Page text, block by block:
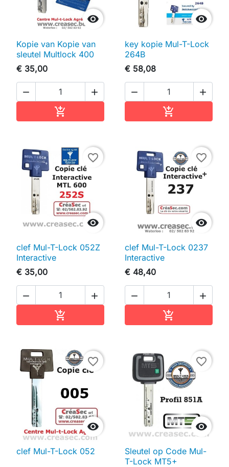

Kopie van Kopie van
sleutel Multlock 400
€ 35,00
 


key kopie Mul-T-Lock
264B
€ 58,08
 


favorite_border
clef Mul-T-Lock 052Z
Interactive
€ 35,00
 


favorite_border
clef Mul-T-Lock 0237
Interactive
€ 48,40
 


favorite_border
clef Mul-T-Lock 052

favorite_border
Sleutel op Code Mul-
T-Lock MT5+